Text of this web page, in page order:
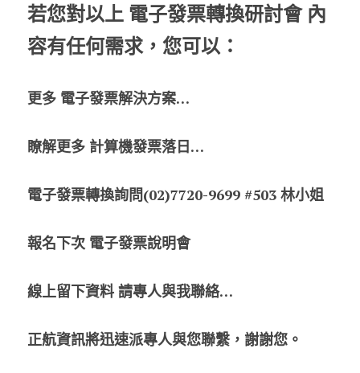
若您對以上 電子發票轉換研討會 內
容有任何需求，您可以：
更多 電子發票解決方案…
瞭解更多 計算機發票落日…
電子發票轉換詢問(02)7720-9699 #503 林小姐
報名下次 電子發票說明會
線上留下資料 請專人與我聯絡…
正航資訊將迅速派專人與您聯繫，謝謝您。